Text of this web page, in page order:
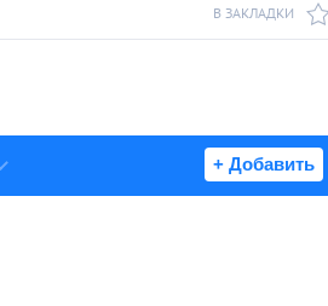
В ЗАКЛАДКИ
+ Добавить